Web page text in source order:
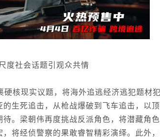
度社会话题引观众共情
核现实议题，将海外追逃经济逃犯题材
生死追击，从枪战爆破到飞车追击，以
。梁朝伟再度挑战反派角色，将潜藏角
将经侦警察的果敢睿智精彩演绎。此外